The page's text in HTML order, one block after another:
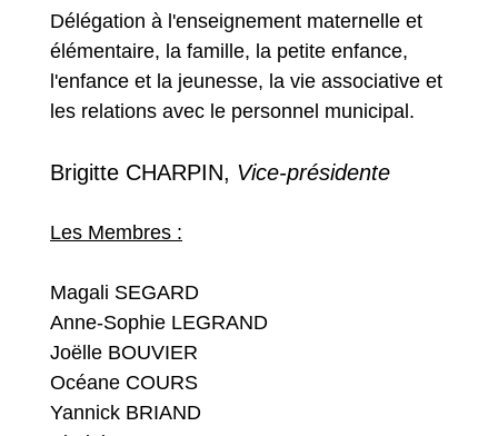
Délégation à l'enseignement maternelle et
élémentaire, la famille, la petite enfance,
l'enfance et la jeunesse, la vie associative et
les relations avec le personnel municipal.
Brigitte CHARPIN, Vice-présidente
Les Membres :
Magali SEGARD
Anne-Sophie LEGRAND
Joëlle BOUVIER
Océane COURS
Yannick BRIAND